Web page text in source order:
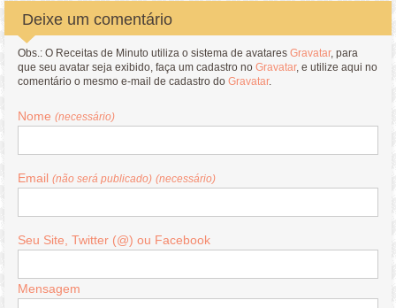
Deixe um comentário
Obs.: O Receitas de Minuto utiliza o sistema de avataresGravatar, para
que seu avatar seja exibido, faça um cadastro noGravatar, e utilize aqui no
comentário o mesmo e-mail de cadastro doGravatar.
Nome(necessário)
Email(não será publicado) (necessário)
Seu Site, Twitter (@) ou Facebook
Mensagem